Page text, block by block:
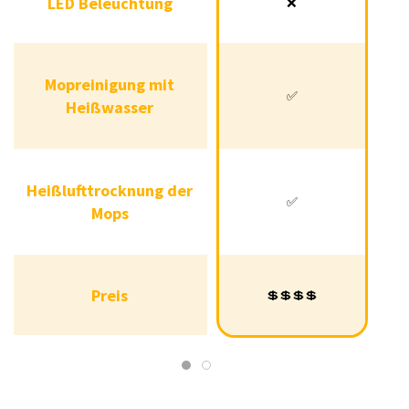
LED Beleuchtung
Mopreinigung mit
Heißwasser
Heißlufttrocknung
der Mops
Preis 💲💲💲💲 💲💲💲
✅
✅
💲💲💲💲
Mopreinigung mit
Heißwasser
Heißlufttrocknung der
Mops
Preis